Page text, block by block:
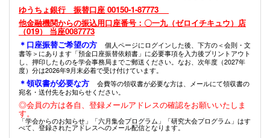
ゆうちょ銀行 振替口座 00150-1-87773
他金融機関からの振込用口座番号：〇一九（ゼロイチキュウ）店
（019） 当座0087773
＊口座振替ご希望の方
個人ページにログインした後、下方の＜会則・文
書等＞にあります「預金口座振替依頼書」に必要事項を入力後プリントアウト
し、押印したものを学会事務局までご郵送ください。なお、次年度（2027年
度）分は2026年9月末必着で受け付けています。
＊領収書が必要な方
会費等の領収書が必要な方は、メールにて領収書の
宛名・送付先をお知らせください。
◎会員の方は各自、登録メールアドレスの確認をお願いいたしま
す。
「学会からのお知らせ」「六月集会プログラム」「研究大会プログラム」はす
べて、登録されたアドレスへのメール配信となります。